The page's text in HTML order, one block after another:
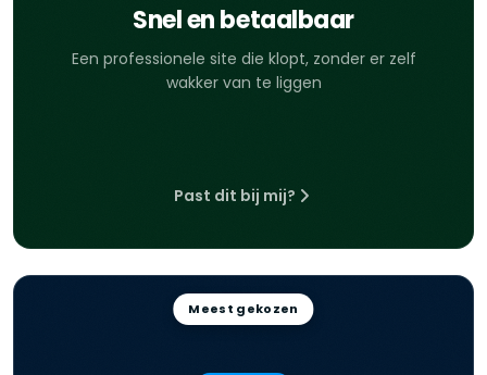
Snel en betaalbaar
Een professionele site die klopt, zonder er zelf
wakker van te liggen
Past dit bij mij?
Meest gekozen